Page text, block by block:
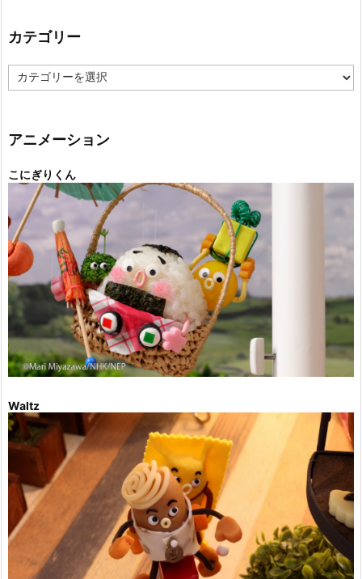
カテゴリー
テ
ー
アニメーション
こにぎりくん
Waltz